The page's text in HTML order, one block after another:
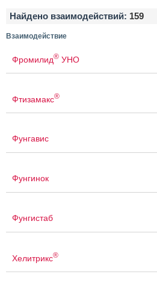
Найдено взаимодействий: 159
Взаимодействие
Фромилид® УНО
Фтизамакс®
Фунгавис
Фунгинок
Фунгистаб
Хелитрикс®